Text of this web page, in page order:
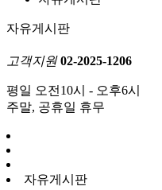
자유게시판
고객지원 02-2025-1206
평일 오전10시 - 오후6시
주말, 공휴일 휴무
자유게시판